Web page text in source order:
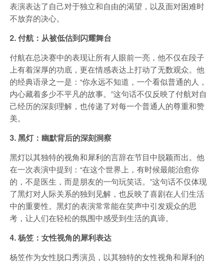
表演表达了自己对于独立和自由的渴望，以及面对困难时
不放弃的决心。
2. 付航：从被低估到闪耀舞台
付航在总决赛中的表现让所有人眼前一亮，他不仅在段子
上有着深厚的功底，更在情感表达上打动了无数观众。他
的经典语录之一是：“你永远不知道，一个看似普通的人，
内心藏着多少不平凡的故事。”这句话不仅反映了付航对自
己经历的深刻理解，也传递了对每一个普通人的尊重和赞
美。
3. 黑灯：幽默背后的深刻洞察
黑灯以其独特的视角和犀利的言辞在节目中脱颖而出。他
在一次表演中提到：“在这个世界上，有时候最能治愈你
的，不是医生，而是朋友的一句玩笑话。”这句话不仅体现
了黑灯对人际关系的独到见解，也反映了喜剧在人们生活
中的重要性。黑灯的表演常常能在笑声中引发观众的思
考，让人们在轻松的氛围中感受到生活的真谛。
4. 杨笠：女性视角的犀利表达
杨笠作为女性脱口秀演员，以其独特的女性视角和犀利的